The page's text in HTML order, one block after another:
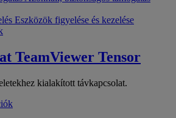
Eszközök figyelése és kezelése
TeamViewer Tensor
kialakított távkapcsolat.